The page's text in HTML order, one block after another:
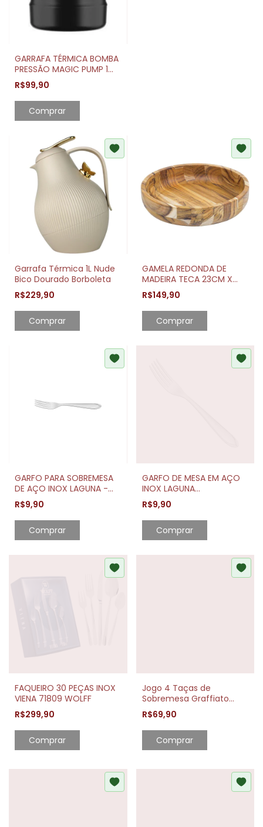
GARRAFA TÉRMICA BOMBA
PRESSÃO MAGIC PUMP 1
LITRO
R$99,90
Comprar
Garrafa Térmica 1L Nude
Bico Dourado Borboleta
R$229,90
Comprar
GAMELA REDONDA DE
MADEIRA TECA 23CM X
23CM
R$149,90
Comprar
GARFO PARA SOBREMESA
DE AÇO INOX LAGUNA -
TRAMONTINA
R$9,90
Comprar
GARFO DE MESA EM AÇO
INOX LAGUNA
TRAMONTINA
R$9,90
Comprar
FAQUEIRO 30 PEÇAS INOX
VIENA 71809 WOLFF
R$299,90
Jogo 4 Taças de
Sobremesa Graffiato
200ml Vidro Elegante
R$69,90